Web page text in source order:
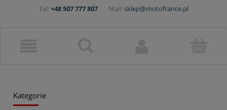
Tel: +48 507 777 807 Mail: sklep@motofrance.pl
Kategorie